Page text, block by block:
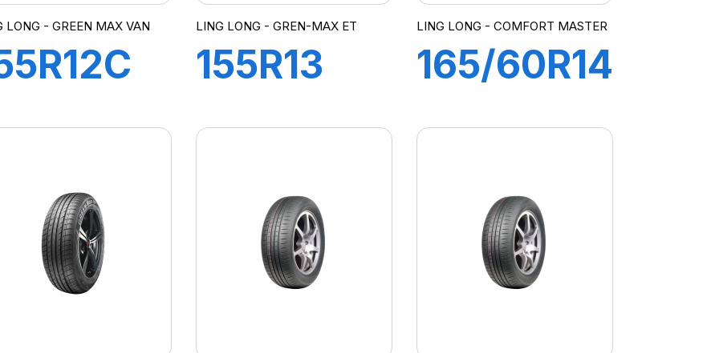
LONG - GREEN MAX VAN
VAN
LING LONG - GREN-MAX ET
155R13
MAX ET
LING LONG - COMFORT MASTER
165/60R14
MASTER